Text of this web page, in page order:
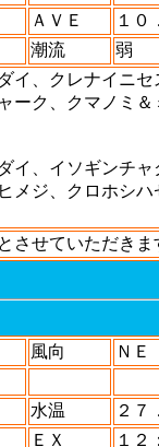
ＡＶＥ
１
潮流 弱
イ、クレナイニ
ーク、クマノミ
イ、イソギンチ
メジ、クロホシ
させていただきま
風向
ＮＥ
水温
２
ＥＸ
１２